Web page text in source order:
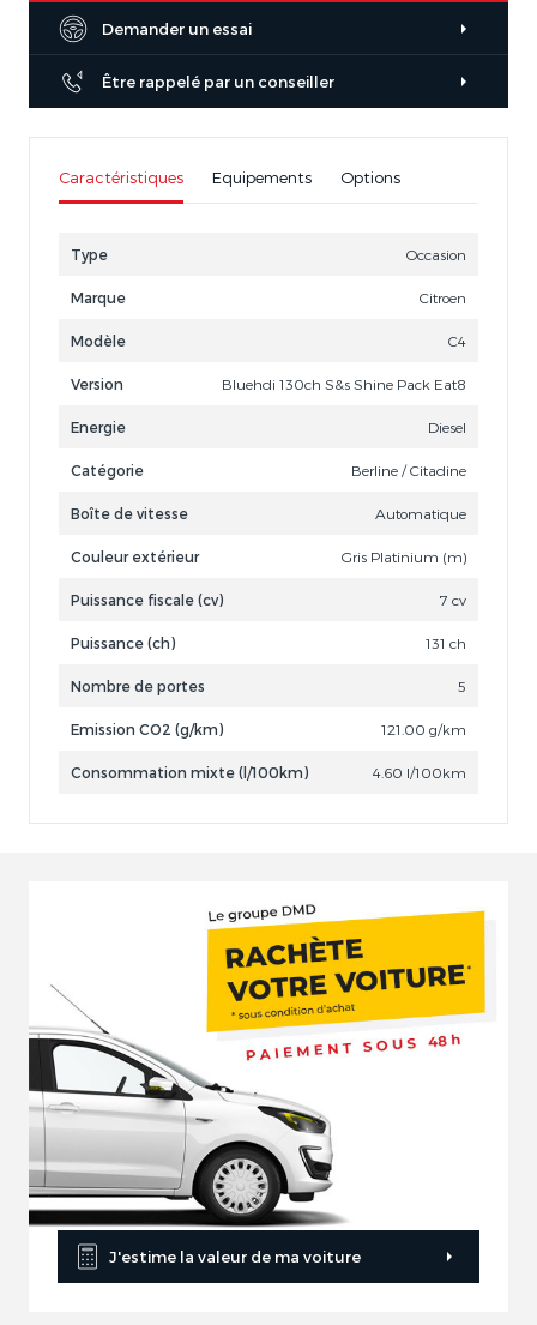
Demander un essai
Être rappelé par un conseiller
Caractéristiques Equipements Options
Type Occasion
Marque Citroen
Modèle C4
Version Bluehdi 130ch S&s Shine Pack Eat8
Energie Diesel
Catégorie Berline / Citadine
Boîte de vitesse Automatique
Couleur extérieur Gris Platinium (m)
Puissance fiscale (cv) 7 cv
Puissance (ch) 131 ch
Nombre de portes 5
Emission CO2 (g/km) 121.00 g/km
Consommation mixte (l/100km) 4.60 l/100km
J'estime la valeur de ma voiture